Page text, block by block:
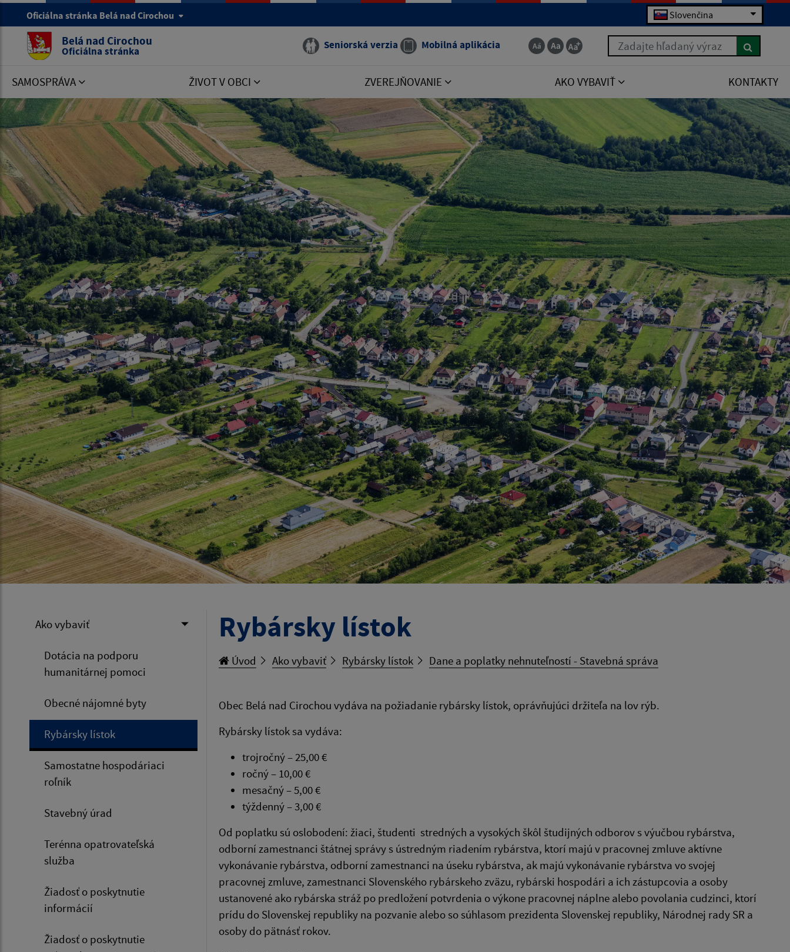
Oficiálna stránka Belá nad Cirochou Slovenčina
Belá nad Cirochou
Oficiálna stránka Seniorská verzia Mobilná aplikácia Zadajte hľadaný výraz
SAMOSPRÁVA ŽIVOT V OBCI ZVEREJŇOVANIE AKO VYBAVIŤ KONTAKTY
Ako vybaviť
Dotácia na podporu
humanitárnej pomoci
Obecné nájomné byty
Rybársky lístok
Samostatne hospodáriaci
roľník
Stavebný úrad
Terénna opatrovateľská
služba
Žiadosť o poskytnutie
informácií
Žiadosť o poskytnutie
Rybársky lístok
Úvod Ako vybaviť Rybársky lístok Dane a poplatky nehnuteľností - Stavebná správa
Obec Belá nad Cirochou vydáva na požiadanie rybársky lístok, oprávňujúci držiteľa na lov rýb.
Rybársky lístok sa vydáva:
trojročný – 25,00 €
ročný – 10,00 €
mesačný – 5,00 €
týždenný – 3,00 €
Od poplatku sú oslobodení: žiaci, študenti stredných a vysokých škôl študijných odborov s výučbou rybárstva,
odborní zamestnanci štátnej správy s ústredným riadením rybárstva, ktorí majú v pracovnej zmluve aktívne
vykonávanie rybárstva, odborní zamestnanci na úseku rybárstva, ak majú vykonávanie rybárstva vo svojej
pracovnej zmluve, zamestnanci Slovenského rybárskeho zväzu, rybárski hospodári a ich zástupcovia a osoby
ustanovené ako rybárska stráž po predložení potvrdenia o výkone pracovnej náplne alebo povolania cudzinci, ktorí
prídu do Slovenskej republiky na pozvanie alebo so súhlasom prezidenta Slovenskej republiky, Národnej rady SR a
osoby do pätnásť rokov.